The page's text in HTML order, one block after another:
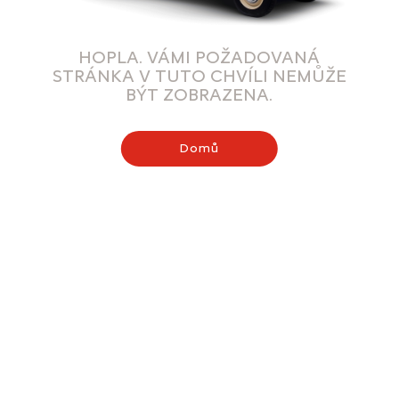
HOPLA. VÁMI POŽADOVANÁ
STRÁNKA V TUTO CHVÍLI NEMŮŽE
BÝT ZOBRAZENA.
Domů